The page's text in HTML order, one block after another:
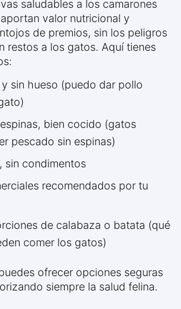
saludables a los camarones
valor nutricional y
de premios, sin los peligros
restos a los gatos. Aquí tienes
sin hueso (puedo dar pollo
bien cocido (gatos
pescado sin espinas)
sin condimentos
recomendados por tu
de calabaza o batata (qué
comer los gatos)
ofrecer opciones seguras
siempre la salud felina.